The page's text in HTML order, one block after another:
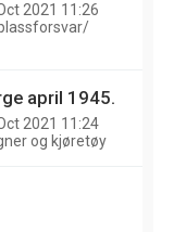
2021 11:26
april 1945.
2021 11:24
og kjøretøy